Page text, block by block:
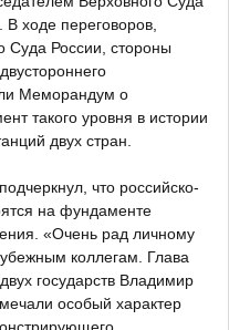
ходе переговоров,
Суда России, стороны
Меморандум о
такого уровня в истории
двух стран.
что российско-
на фундаменте
«Очень рад личному
коллегам. Глава
государств Владимир
особый характер